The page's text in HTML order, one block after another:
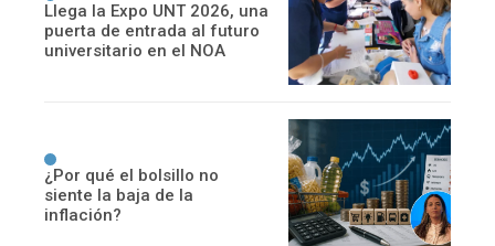
Llega la Expo UNT 2026, una
puerta de entrada al futuro
universitario en el NOA
¿Por qué el bolsillo no
siente la baja de la
inflación?